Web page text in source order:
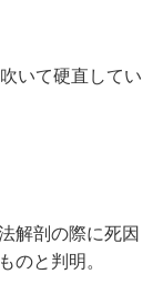
いて硬直してい
解剖の際に死因
のと判明。